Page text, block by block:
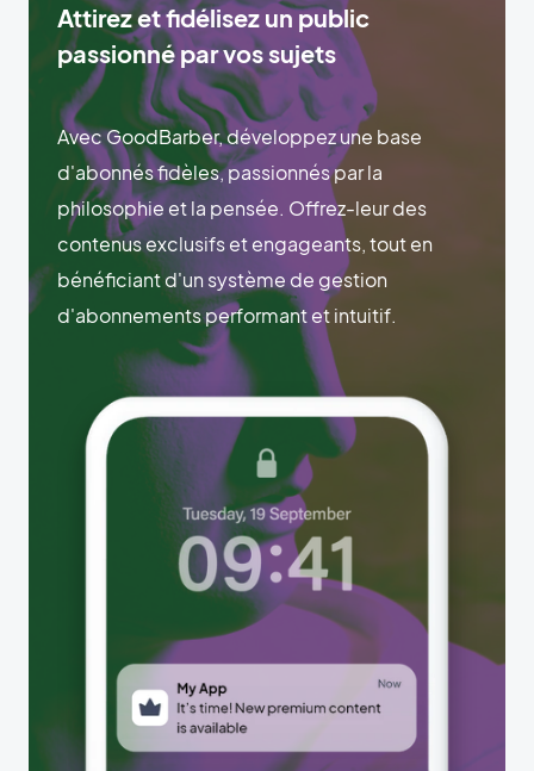
Attirez et fidélisez un public
passionné par vos sujets
Avec GoodBarber, développez une base
d'abonnés fidèles, passionnés par la
philosophie et la pensée. Offrez-leur des
contenus exclusifs et engageants, tout en
bénéficiant d'un système de gestion
d'abonnements performant et intuitif.